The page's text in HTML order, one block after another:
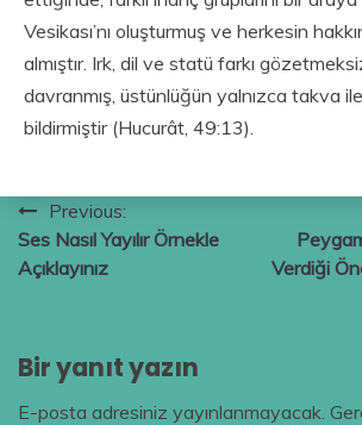
Vesikası’nı oluşturmuş ve herkesin
almıştır. Irk, dil ve statü farkı
davranmış, üstünlüğün yalnızca takva
bildirmiştir (Hucurât, 49:13).
Yazı
gezinmesi
Previous:
Ses Nasıl Yayılır Örnekle
Açıklayınız
Verdiği
Bir yanıt yazın
E-posta adresiniz yayınlanmayacak.